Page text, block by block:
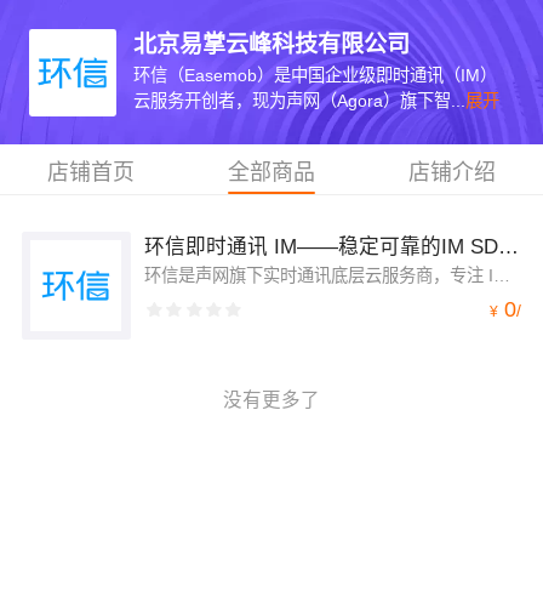
北京易掌云峰科技有限公司
环信（Easemob）是中国企业级即时通讯（IM）
云服务开创者，现为声网（Agora）旗下智... 展开
店铺首页 全部商品 店铺介绍
环信即时通讯 IM——稳定可靠的IM SDK，1天快速集成
¥ 0/
没有更多了